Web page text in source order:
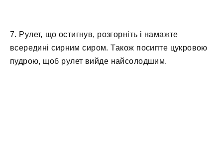
7. Рулет, що остигнув, розгорніть і намажте
всередині сирним сиром. Також посипте цукровою
пудрою, щоб рулет вийде найсолодшим.